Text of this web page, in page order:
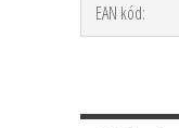
EAN kód: